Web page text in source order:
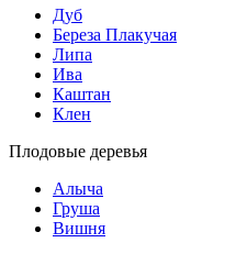
Дуб
Береза Плакучая
Липа
Ива
Каштан
Клен
Плодовые деревья
Алыча
Груша
Вишня